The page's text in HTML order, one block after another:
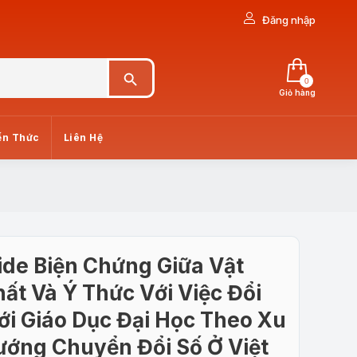
Đăng nhập
Giỏ hàng
0
Thức Liên Hệ
Biện Chứng Giữa Vật
Và Ý Thức Với Việc Đổi
Giáo Dục Đại Học Theo Xu
Chuyển Đổi Số Ở Việt